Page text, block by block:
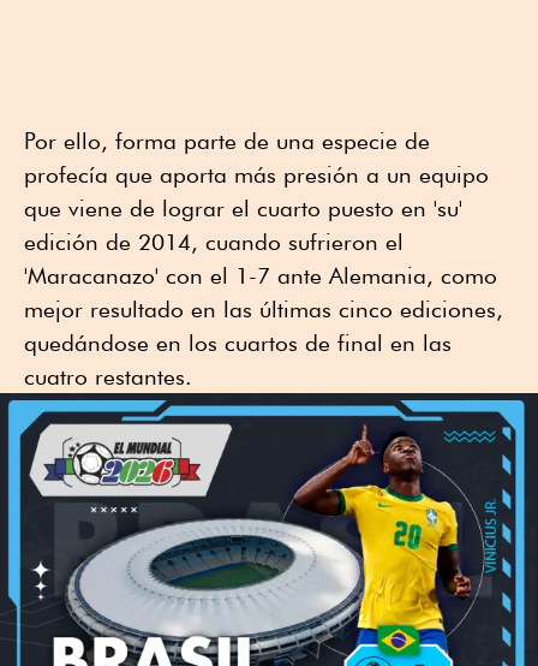
Por ello, forma parte de una especie de
profecía que aporta más presión a un equipo
que viene de lograr el cuarto puesto en 'su'
edición de 2014, cuando sufrieron el
'Maracanazo' con el 1-7 ante Alemania, como
mejor resultado en las últimas cinco ediciones,
quedándose en los cuartos de final en las
cuatro restantes.